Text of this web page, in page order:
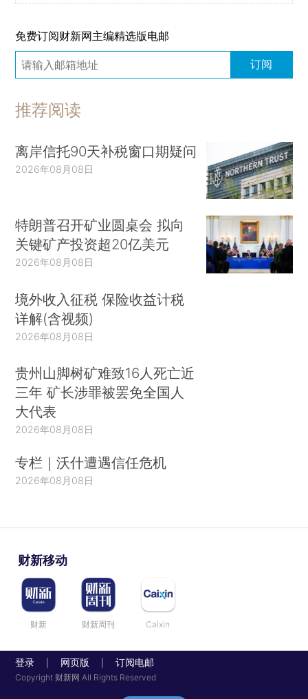
免费订阅财新网主编精选版电邮
订阅
推荐阅读
离岸信托90天补税窗口期疑问
2026年08月08日
特朗普召开矿业圆桌会 拟向
关键矿产投资超20亿美元
2026年08月08日
境外收入征税 保险收益计税
详解(含视频)
2026年08月08日
贵州山脚树矿难致16人死亡近
三年 矿长涉罪被罢免全国人
大代表
2026年08月08日
专栏｜沃什遭遇信任危机
2026年08月08日
财新移动
财新 财新周刊 Caixin
登录 网页版 订阅电邮
Copyright 财新网 All Rights Reserved